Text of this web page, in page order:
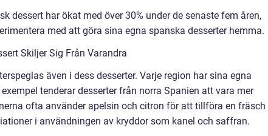
dessert har ökat med över 30% under de senaste fem åren,
med att göra sina egna spanska desserter hemma.
Skiljer Sig Från Varandra
även i dess desserter. Varje region har sina egna
tenderar desserter från norra Spanien att vara mer
ofta använder apelsin och citron för att tillföra en fräsch
i användningen av kryddor som kanel och saffran.